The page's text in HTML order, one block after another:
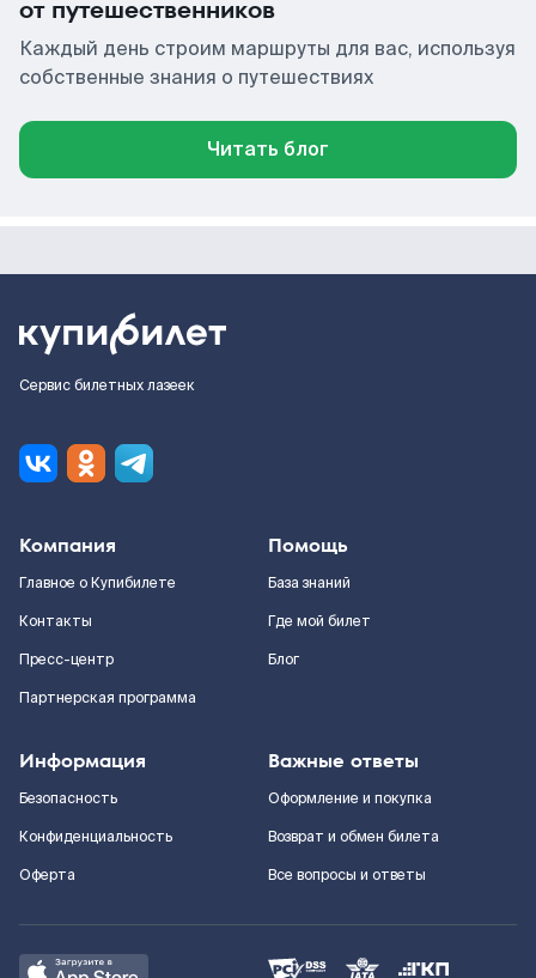
от путешественников
Каждый день строим маршруты для вас, используя
собственные знания о путешествиях
Читать блог
Сервис билетных лазеек
Компания
Главное о Купибилете
Контакты
Пресс-центр
Партнерская программа
Помощь
База знаний
Где мой билет
Блог
Информация
Безопасность
Конфиденциальность
Оферта
Важные ответы
Оформление и покупка
Возврат и обмен билета
Все вопросы и ответы